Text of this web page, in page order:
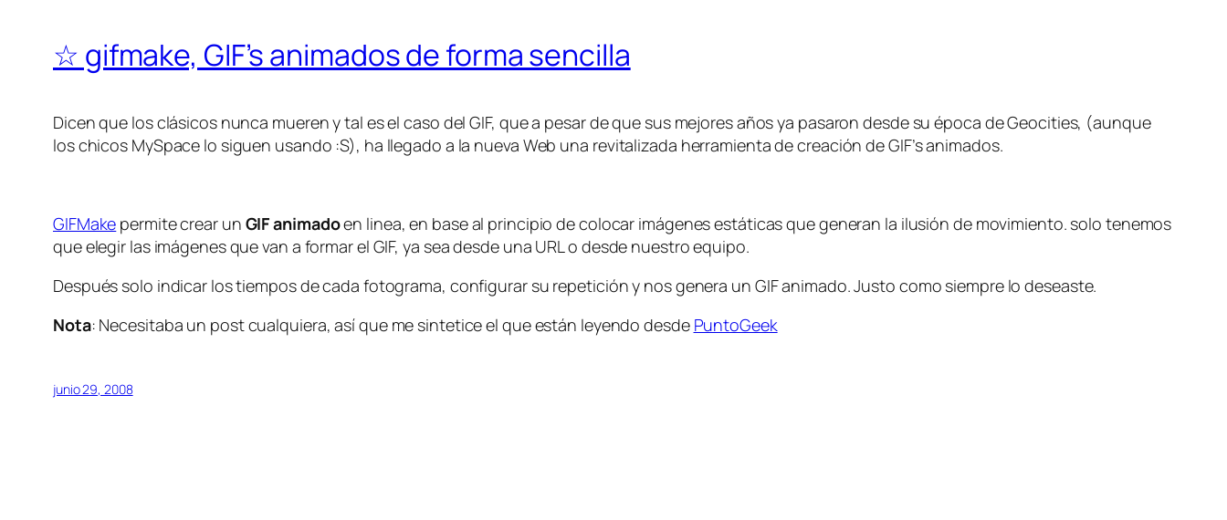
☆ gifmake, GIF’s animados de forma sencilla
Dicen que los clásicos nunca mueren y tal es el caso del GIF, que a pesar de que sus mejores años ya pasaron desde su época de Geocities, (aunque
los chicos MySpace lo siguen usando :S), ha llegado a la nueva Web una revitalizada herramienta de creación de GIF’s animados.
GIFMake permite crear un GIF animadoen linea, en base al principio de colocar imágenes estáticas que generan la ilusión de movimiento. solo tenemos
que elegir las imágenes que van a formar el GIF, ya sea desde una URL o desde nuestro equipo.
Después solo indicar los tiempos de cada fotograma, configurar su repetición y nos genera un GIF animado. Justo como siempre lo deseaste.
Nota: Necesitaba un post cualquiera, así que me sintetice el que están leyendo desde PuntoGeek
junio 29, 2008